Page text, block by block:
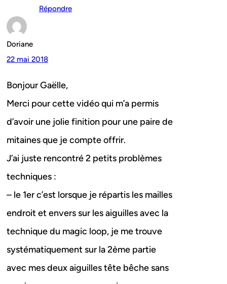
Répondre
Doriane
22 mai 2018
Bonjour Gaëlle,
Merci pour cette vidéo qui m’a permis
d’avoir une jolie finition pour une paire de
mitaines que je compte offrir.
J’ai juste rencontré 2 petits problèmes
techniques :
– le 1er c’est lorsque je répartis les mailles
endroit et envers sur les aiguilles avec la
technique du magic loop, je me trouve
systématiquement sur la 2ème partie
avec mes deux aiguilles tête bêche sans